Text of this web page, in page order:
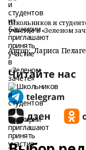
Школьников и
участие в «Зеленом
Автор: Лариса
Читайте нас